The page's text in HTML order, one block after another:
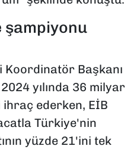
şampiyonu
Başkanı
yılında 36 milyar
ederken, EİB
Türkiye'nin
yüzde 21'ini tek